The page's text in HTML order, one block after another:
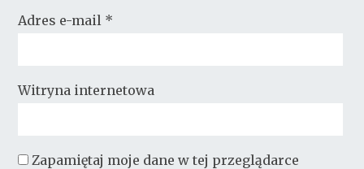
Adres e-mail *
Witryna internetowa
Zapamiętaj moje dane w tej przeglądarce